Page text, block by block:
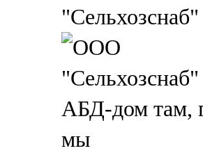
"Сельхозснаб"
АБД-дом там,
мы